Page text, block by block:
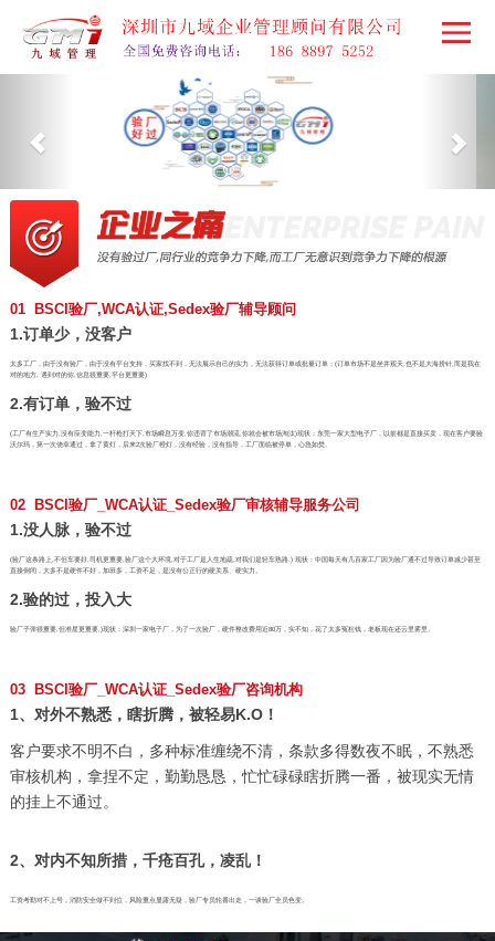
01 BSCI验厂,WCA认证,Sedex验厂辅导顾问
1.订单少，没客户
太多工厂，由于没有验厂，由于没有平台支持，买家找不到，无法展示自己的实力，无法获得订单或批量订单；(订单市场不是坐井观天,也不是大海捞针,而是我在
对的地方, 遇到对的你,信息很重要,平台更重要)
2.有订单，验不过
(工厂有生产实力,没有应变能力,一杆枪打天下,市场瞬息万变,你违背了市场潮流,你就会被市场淘汰)现状：东莞一家大型电子厂，以前都是直接买卖，现在客户要验
沃尔玛，第一次侥幸通过，拿了黄灯，后来2次验厂橙灯，没有经验，没有指导，工厂面临被停单，心急如焚。
02 BSCI验厂_WCA认证_Sedex验厂审核辅导服务公司
1.没人脉，验不过
(验厂这条路上,不但车要好,司机更重要,验厂这个大环境,对于工厂是人生地疏,对我们是轻车熟路.) 现状：中国每天有几百家工厂因为验厂通不过导致订单减少甚至
直接倒闭，大多不是硬件不好，加班多，工资不足，是没有公正行的硬关系、硬实力。
2.验的过，投入大
验厂子弹很重要,但准星更重要,)现状：深圳一家电子厂，为了一次验厂，硬件整改费用近80万，实不知，花了太多冤枉钱，老板现在还云里雾里。
03 BSCI验厂_WCA认证_Sedex验厂咨询机构
1、对外不熟悉，瞎折腾，被轻易K.O！
客户要求不明不白，多种标准缠绕不清，条款多得数夜不眠，不熟悉
审核机构，拿捏不定，勤勤恳恳，忙忙碌碌瞎折腾一番，被现实无情
的挂上不通过。
2、对内不知所措，千疮百孔，凌乱！
工资考勤对不上号，消防安全做不到位，风险重点显露无疑，验厂专员轮番出走，一谈验厂全员色变。